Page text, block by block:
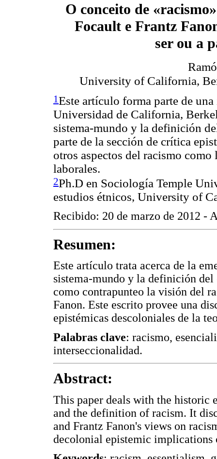
O conceito de
Focault e Frantz
ser ou a
University of California,
1Este artículo forma parte de
Universidad de California,
sistema-mundo y la definición
parte de la sección de crítica
otros aspectos del racismo
laborales.
2Ph.D en Sociología Temple
estudios étnicos, University of
Recibido: 20 de marzo de 2012 -
Resumen:
Este artículo trata acerca de la
sistema-mundo y la definición
como contrapunteo la visión del
Fanon. Este escrito provee una
epistémicas descoloniales de la
Palabras clave: racismo,
interseccionalidad.
Abstract:
This paper deals with the historic
and the definition of racism. It
and Frantz Fanon's views on
decolonial epistemic implications